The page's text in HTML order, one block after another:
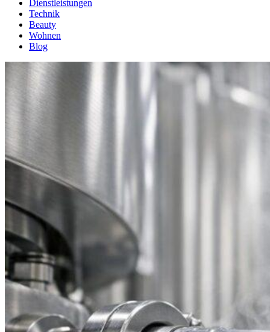
Dienstleistungen
Technik
Beauty
Wohnen
Blog